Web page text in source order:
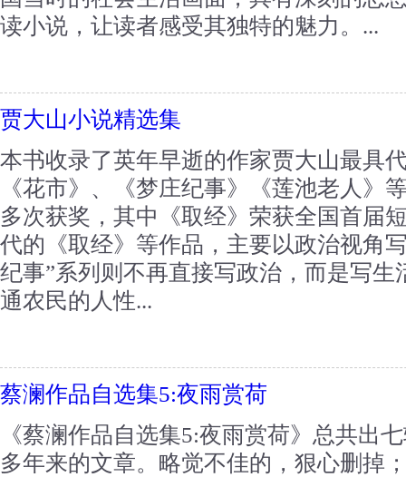
读小说，让读者感受其独特的魅力。...
贾大山小说精选集
本书收录了英年早逝的作家贾大山最具
《花市》、《梦庄纪事》《莲池老人》
多次获奖，其中《取经》荣获全国首届
代的《取经》等作品，主要以政治视角
纪事”系列则不再直接写政治，而是写
通农民的人性...
蔡澜作品自选集5:夜雨赏荷
《蔡澜作品自选集5:夜雨赏荷》总共出
多年来的文章。略觉不佳的，狠心删掉